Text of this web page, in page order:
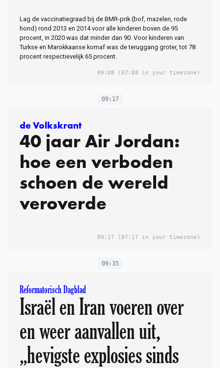
Lag de vaccinatiegraad bij de BMR-prik (bof, mazelen, rode
hond) rond 2013 en 2014 voor alle kinderen boven de 95
procent, in 2020 was dat minder dan 90. Voor kinderen van
Turkse en Marokkaanse komaf was de teruggang groter, tot 78
procent respectievelijk 65 procent.
09:08 (07:08 in your timezone)
09:17
de Volkskrant
40 jaar Air Jordan:
hoe een verboden
schoen de wereld
veroverde
09:17 (07:17 in your timezone)
09:35
Reformatorisch Dagblad
Israël en Iran voeren over
en weer aanvallen uit,
„hevigste explosies sinds